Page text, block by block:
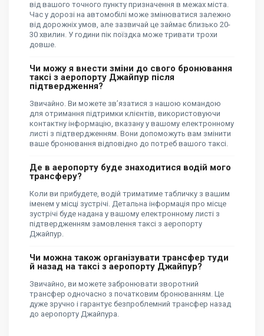
від вашого точного пункту призначення в межах міста.
Час у дорозі на автомобілі може змінюватися залежно
від дорожніх умов, але зазвичай це займає близько 20-
30 хвилин. У години пік поїздка може тривати трохи
довше.
Чи можу я внести зміни до свого бронювання
таксі з аеропорту Джайпур після
підтвердження?
Звичайно. Ви можете зв’язатися з нашою командою
для отримання підтримки клієнтів, використовуючи
контактну інформацію, вказану у вашому електронному
листі з підтвердженням. Вони допоможуть вам змінити
ваше бронювання відповідно до потреб вашого таксі.
Де в аеропорту буде знаходитися водій мого
трансферу?
Коли ви прибудете, водій триматиме табличку з вашим
іменем у місці зустрічі. Детальна інформація про місце
зустрічі буде надана у вашому електронному листі з
підтвердженням замовлення таксі з аеропорту
Джайпур.
Чи можна також організувати трансфер туди
й назад на таксі з аеропорту Джайпур?
Звичайно, ви можете забронювати зворотний
трансфер одночасно з початковим бронюванням. Це
дуже зручно і гарантує безпроблемний трансфер назад
до аеропорту Джайпура.